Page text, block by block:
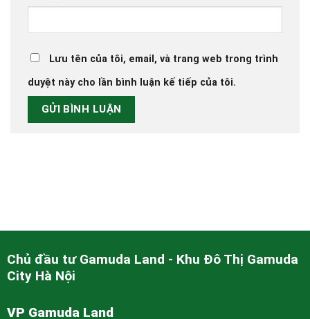
Lưu tên của tôi, email, và trang web trong trình
duyệt này cho lần bình luận kế tiếp của tôi.
Chủ đầu tư Gamuda Land - Khu Đô Thị Gamuda
City Hà Nội
VP Gamuda Land